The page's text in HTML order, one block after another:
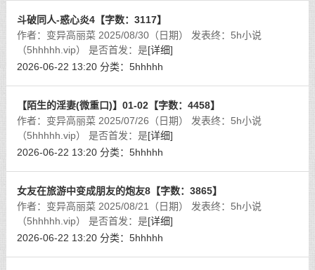
斗破同人-惑心炎4【字数：3117】
作者：变异高丽菜 2025/08/30（日期） 发表终：5h小说
（5hhhhh.vip） 是否首发：是[详细]
2026-06-22 13:20 分类： 5hhhhh
【陌生的淫妻(微重口)】01-02【字数：4458】
作者：变异高丽菜 2025/07/26（日期） 发表终：5h小说
（5hhhhh.vip） 是否首发：是[详细]
2026-06-22 13:20 分类： 5hhhhh
女友在旅游中变成朋友的炮友8【字数：3865】
作者：变异高丽菜 2025/08/21（日期） 发表终：5h小说
（5hhhhh.vip） 是否首发：是[详细]
2026-06-22 13:20 分类： 5hhhhh